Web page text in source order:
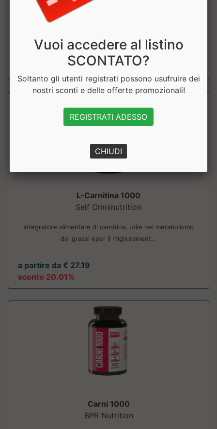
Elevata concentrazione di carnitina, adatto a sport di
a partire da € 31.88
sconto 14.99%
L-Carnitina 1000
Self Omninutrition
Integratore alimentare di carnitina, utile nel metabolismo
dei grassi eper il migliorament...
a partire da € 27.19
sconto 20.01%
Carni 1000
BPR Nutrition
Vuoi accedere al listino
SCONTATO?
Soltanto gli utenti registrati possono usufruire dei
nostri sconti e delle offerte promozionali!
REGISTRATI ADESSO
CHIUDI